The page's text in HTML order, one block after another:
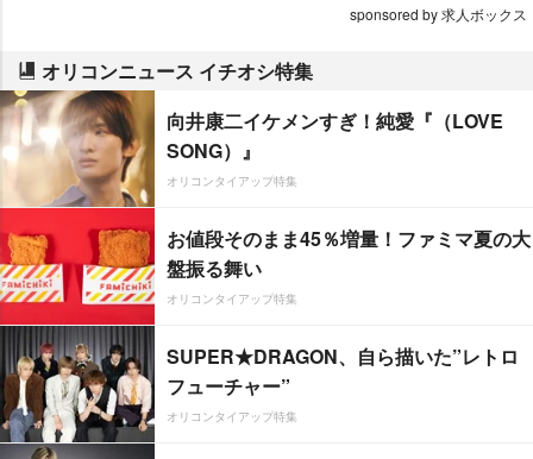
sponsored by 求人ボックス
オリコンニュース イチオシ特集
向井康二イケメンすぎ！純愛『（LOVE
SONG）』
オリコンタイアップ特集
お値段そのまま45％増量！ファミマ夏の大
盤振る舞い
オリコンタイアップ特集
SUPER★DRAGON、自ら描いた”レトロ
フューチャー”
オリコンタイアップ特集